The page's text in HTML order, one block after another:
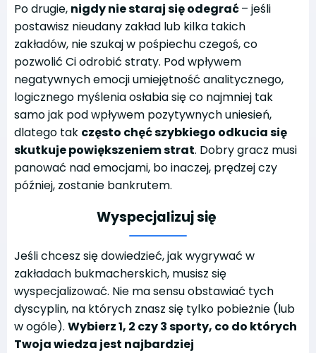
Po drugie, nigdy nie staraj się odegrać– jeśli
postawisz nieudany zakład lub kilka takich
zakładów, nie szukaj w pośpiechu czegoś, co
pozwolić Ci odrobić straty. Pod wpływem
negatywnych emocji umiejętność analitycznego,
logicznego myślenia osłabia się co najmniej tak
samo jak pod wpływem pozytywnych uniesień,
dlatego tak często chęć szybkiego odkucia się
skutkuje powiększeniem strat. Dobry gracz musi
panować nad emocjami, bo inaczej, prędzej czy
później, zostanie bankrutem.
Wyspecjalizuj się
Jeśli chcesz się dowiedzieć, jak wygrywać w
zakładach bukmacherskich, musisz się
wyspecjalizować. Nie ma sensu obstawiać tych
dyscyplin, na których znasz się tylko pobieżnie (lub
w ogóle). Wybierz 1, 2 czy 3 sporty, co do których
Twoja wiedza jest najbardziej